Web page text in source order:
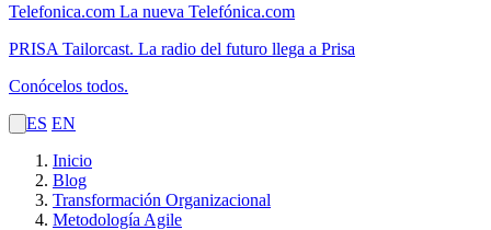
Telefonica.com La nueva Telefónica.com
PRISA Tailorcast. La radio del futuro llega a Prisa
Conócelos todos.
ES EN
Inicio
Blog
Transformación Organizacional
Metodología Agile